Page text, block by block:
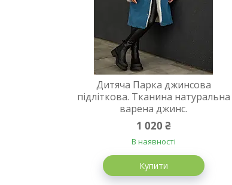
Дитяча Парка джинсова
підліткова. Тканина натуральна
варена джинс.
1 020 ₴
В наявності
Купити